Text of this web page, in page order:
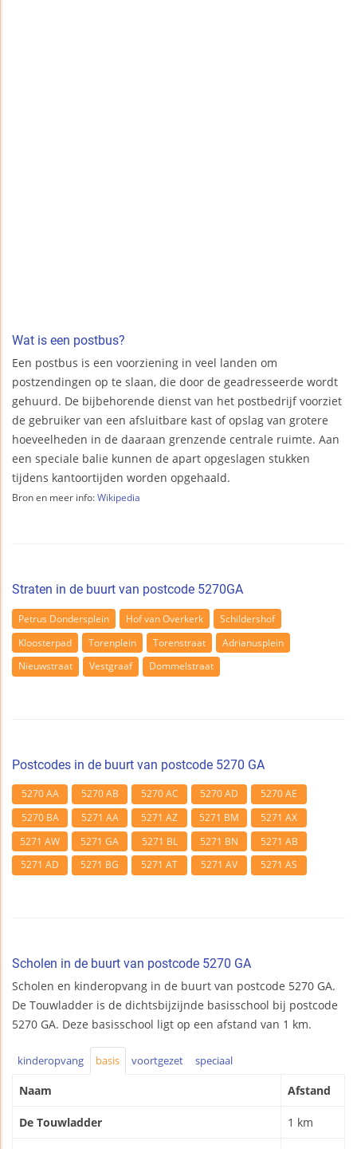
Wat is een postbus?
Een postbus is een voorziening in veel landen om
postzendingen op te slaan, die door de geadresseerde wordt
gehuurd. De bijbehorende dienst van het postbedrijf voorziet
de gebruiker van een afsluitbare kast of opslag van grotere
hoeveelheden in de daaraan grenzende centrale ruimte. Aan
een speciale balie kunnen de apart opgeslagen stukken
tijdens kantoortijden worden opgehaald.
Bron en meer info: Wikipedia
Straten in de buurt van postcode 5270GA
Petrus Dondersplein Hof van Overkerk
Schildershof
Kloosterpad
Torenplein Torenstraat
Adrianusplein
Nieuwstraat
Vestgraaf Dommelstraat
Postcodes in de buurt van postcode 5270 GA
5270 AA 5270 AB 5270 AC 5270 AD
5270 AE
5270 BA
5271 AA 5271 AZ 5271 BM
5271 AX
5271 AW
5271 GA 5271 BL 5271 BN
5271 AB
5271 AD
5271 BG 5271 AT 5271 AV 5271 AS
Scholen in de buurt van postcode 5270 GA
Scholen en kinderopvang in de buurt van postcode 5270 GA.
De Touwladder is de dichtsbijzijnde basisschool bij postcode
5270 GA. Deze basisschool ligt op een afstand van 1 km.
kinderopvang basis voortgezet speciaal
Naam Afstand
De Touwladder 1 km